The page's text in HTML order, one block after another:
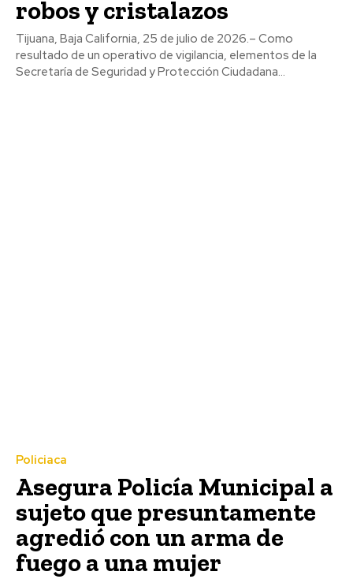
robos y cristalazos
Tijuana, Baja California, 25 de julio de 2026.– Como
resultado de un operativo de vigilancia, elementos de la
Secretaría de Seguridad y Protección Ciudadana...
Policiaca
Asegura Policía Municipal a
sujeto que presuntamente
agredió con un arma de
fuego a una mujer